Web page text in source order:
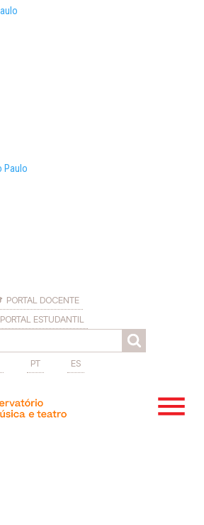
PORTAL DOCENTE
PORTAL ESTUDANTIL
PT ES